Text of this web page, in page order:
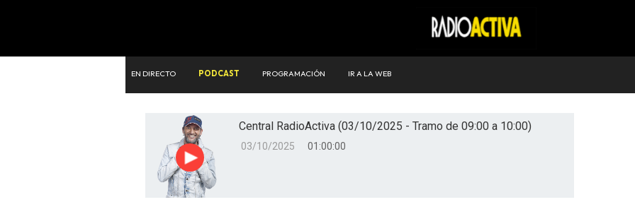
EN DIRECTO PODCAST PROGRAMACIÓN IR A LA WEB
Reproducir
Central RadioActiva (03/10/2025 - Tramo de 09:00 a 10:00)
03/10/2025 01:00:00